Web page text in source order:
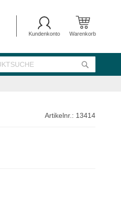
Kundenkonto Warenkorb
SUCHE
Artikelnr.: 13414